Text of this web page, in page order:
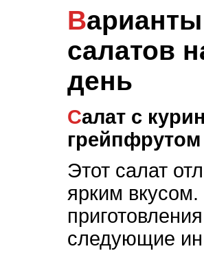
Варианты легких
салатов
день
Салат с куриной грудкой и
грейпфрутом
Этот салат
ярким
следующие